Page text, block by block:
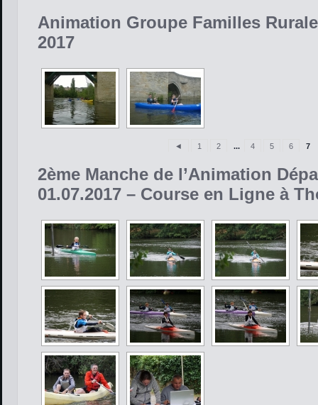
Animation Groupe Familles
2017
◄ 1 2 ... 4 5 6 7
2ème Manche de l’Animation
01.07.2017 – Course en Ligne à